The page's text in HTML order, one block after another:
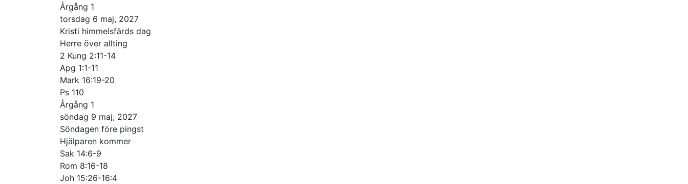
Årgång 1
torsdag 6 maj, 2027
Kristi himmelsfärds dag
Herre över allting
2 Kung 2:11-14
Apg 1:1-11
Mark 16:19-20
Ps 110
Årgång 1
söndag 9 maj, 2027
Söndagen före pingst
Hjälparen kommer
Sak 14:6-9
Rom 8:16-18
Joh 15:26-16:4